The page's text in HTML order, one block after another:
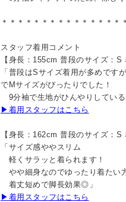
＊＊＊＊＊＊＊＊＊＊＊＊＊＊＊
スタッフ着用コメント
【身長：155cm 普段のサイズ：S
「普段はSサイズ着用が多めです
でMサイズがぴったりでした！
9分袖で生地がひんやりしている
▶着用スタッフはこちら
【身長：162cm 普段のサイズ：S
「サイズ感ややスリム
軽くサラッと着られます！
やや細身なのでゆったり着たい
着丈短めで脚長効果◎」
▶着用スタッフはこちら